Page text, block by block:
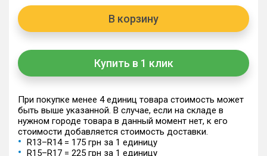
В корзину
Купить в 1 клик
При покупке менее 4 единиц товара стоимость может
быть выше указанной. В случае, если на складе в
нужном городе товара в данный момент нет, к его
стоимости добавляется стоимость доставки.
R13–R14 = 175 грн за 1 единицу
R15–R17 = 225 грн за 1 единицу